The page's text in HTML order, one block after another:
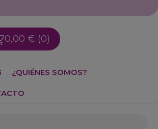
0,00 € (0)
¿QUIÉNES SOMOS?